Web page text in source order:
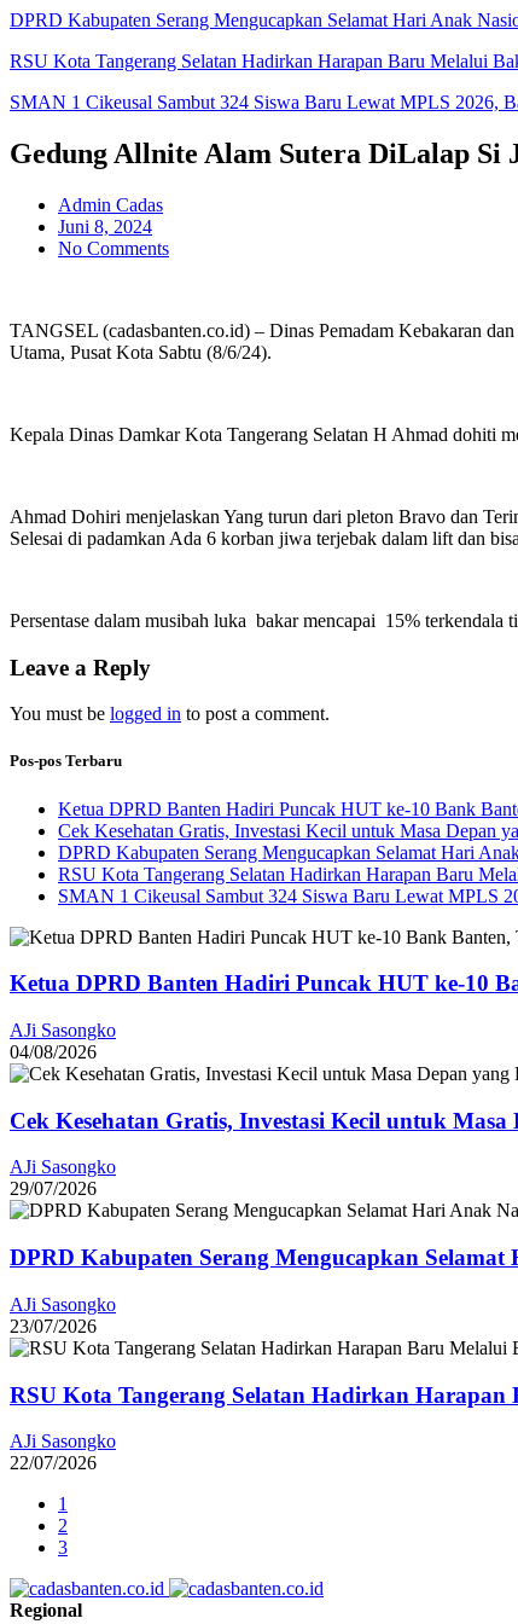
DPRD Kabupaten Serang Mengucapkan Selamat Hari Anak
RSU Kota Tangerang Selatan Hadirkan Harapan Baru Melalui
SMAN 1 Cikeusal Sambut 324 Siswa Baru Lewat MPLS 2026,
Gedung Allnite Alam Sutera DiLalap Si
Admin Cadas
Juni 8, 2024
No Comments
TANGSEL (cadasbanten.co.id) – Dinas Pemadam Kebakaran
Utama, Pusat Kota Sabtu (8/6/24).
Kepala Dinas Damkar Kota Tangerang Selatan H Ahmad dohiti
Ahmad Dohiri menjelaskan Yang turun dari pleton Bravo dan
Selesai di padamkan Ada 6 korban jiwa terjebak dalam lift dan
Persentase dalam musibah luka bakar mencapai 15%
Leave a Reply
You must be logged in to post a comment.
Pos-pos Terbaru
Ketua DPRD Banten Hadiri Puncak HUT ke-10 Bank
Cek Kesehatan Gratis, Investasi Kecil untuk Masa Depan
DPRD Kabupaten Serang Mengucapkan Selamat Hari
RSU Kota Tangerang Selatan Hadirkan Harapan Baru
SMAN 1 Cikeusal Sambut 324 Siswa Baru Lewat MPLS
Ketua DPRD Banten Hadiri Puncak HUT ke-10
AJi Sasongko
04/08/2026
Cek Kesehatan Gratis, Investasi Kecil untuk Masa
AJi Sasongko
29/07/2026
DPRD Kabupaten Serang Mengucapkan
AJi Sasongko
23/07/2026
RSU Kota Tangerang Selatan Hadirkan
AJi Sasongko
22/07/2026
1
2
3
Regional